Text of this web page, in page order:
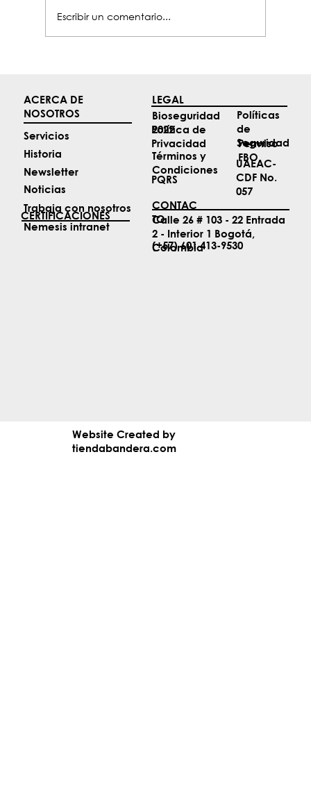
Escribir un comentario...
Website Created by
tiendabandera.com
Trabaja con nosotros
Noticias
Newsletter
Historia
Servicios
ACERCA DE
NOSOTROS
Nemesis intranet
LEGAL
Bioseguridad
2022
Política de
Privacidad
Términos y
Condiciones
PQRS
Políticas
de
Seguridad
Permiso
FBO
UAEAC-
CDF No.
057
CERTIFICACIONES
(+57) 601 413-9530
Calle 26 # 103 - 22 Entrada
2 - Interior 1 Bogotá,
Colombia
CONTAC
TO